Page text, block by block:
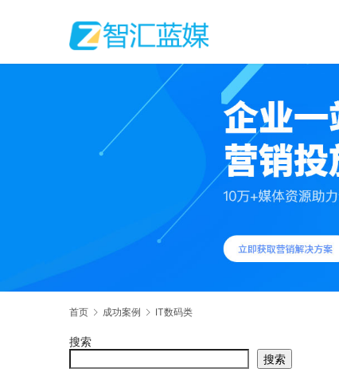
首页 成功案例 IT数码类
搜索
搜索